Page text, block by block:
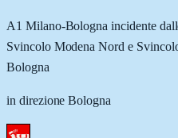
A1 Milano-Bologna incidente
Svincolo Modena Nord e
Bologna
in direzione Bologna